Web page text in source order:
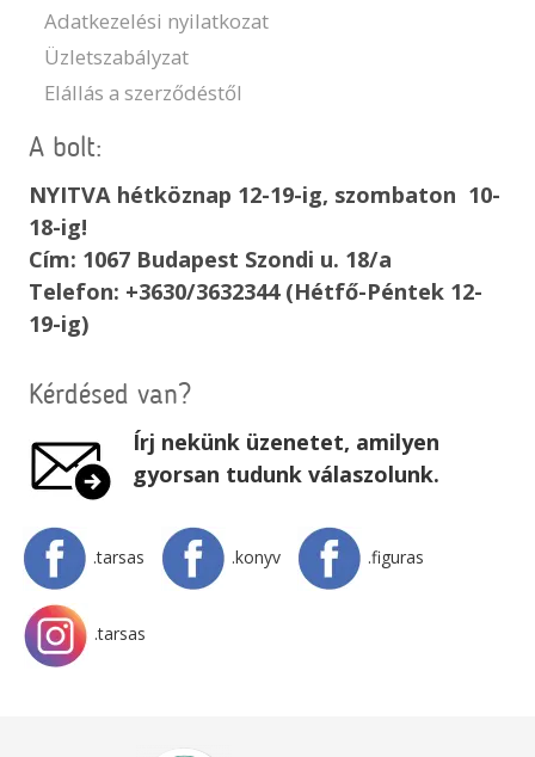
Adatkezelési nyilatkozat
Üzletszabályzat
Elállás a szerződéstől
A bolt:
NYITVA hétköznap 12-19-ig, szombaton 10-
18-ig!
Cím: 1067 Budapest Szondi u. 18/a
Telefon: +3630/3632344 (Hétfő-Péntek 12-
19-ig)
Kérdésed van?
Írj nekünk üzenetet, amilyen
gyorsan tudunk válaszolunk.
.tarsas .konyv .figuras
.tarsas